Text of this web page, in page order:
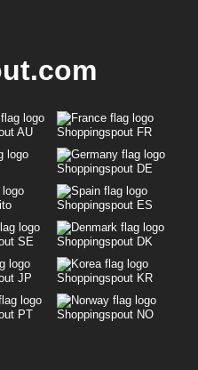
AU Shoppingspout FR
Shoppingspout DE
Shoppingspout ES
SE Shoppingspout DK
JP Shoppingspout KR
PT Shoppingspout NO